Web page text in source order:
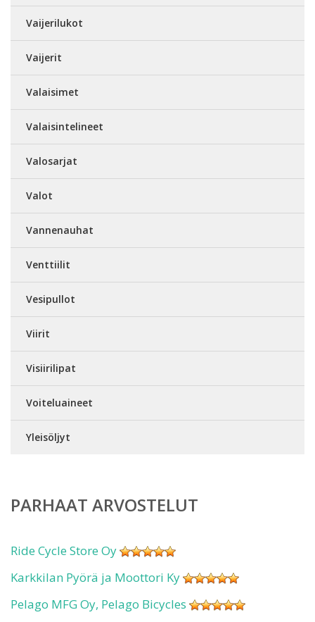
Vaijerilukot
Vaijerit
Valaisimet
Valaisintelineet
Valosarjat
Valot
Vannenauhat
Venttiilit
Vesipullot
Viirit
Visiirilipat
Voiteluaineet
Yleisöljyt
PARHAAT ARVOSTELUT
Ride Cycle Store Oy
Karkkilan Pyörä ja Moottori Ky
Pelago MFG Oy, Pelago Bicycles